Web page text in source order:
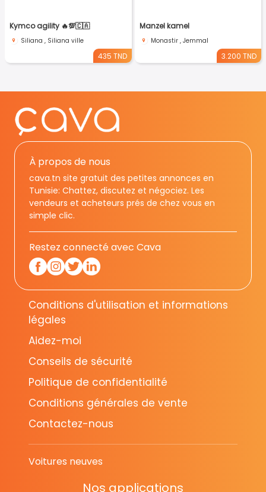
Kymco agility 🔥💯🇨🇦
Siliana , Siliana ville
435 TND
Manzel kamel
Monastir , Jemmal
3.200 TND
À propos de nous
cava.tn site gratuit des petites annonces en
Tunisie: Chattez, discutez et négociez. Les
vendeurs et acheteurs prés de chez vous en
simple clic.
Restez connecté avec Cava
Conditions d'utilisation et informations
légales
Aidez-moi
Conseils de sécurité
Politique de confidentialité
Conditions générales de vente
Contactez-nous
Voitures neuves
Nos applications